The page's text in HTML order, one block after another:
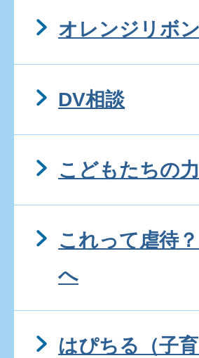
オレンジリボ
DV相談
こどもたちの
これって虐待
へ
はぴちる（子